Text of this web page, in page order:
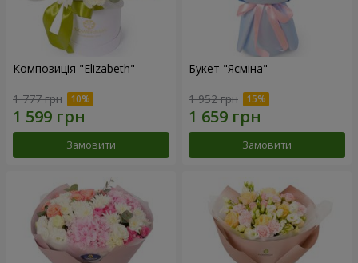
Композиція "Elizabeth"
1 777 грн
Замовити
Букет "Ясміна"
1 952 грн
Замовити